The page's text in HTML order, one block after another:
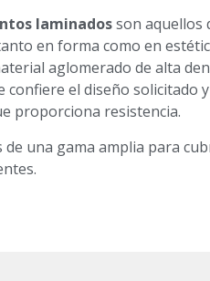
laminadosson aquellos
en forma como en
aglomerado de alta
confiere el diseño solicitado
proporciona resistencia.
de una gama amplia para